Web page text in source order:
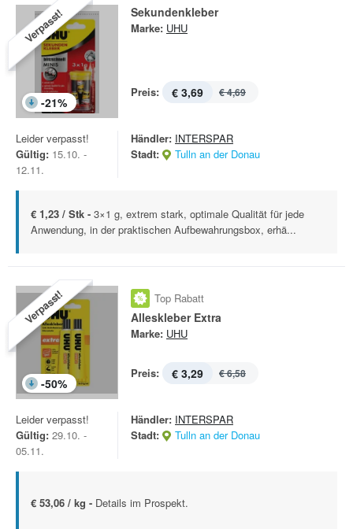
Verpasst!
-21%
Sekundenkleber
Marke: UHU
Preis: € 3,69 € 4,69
Leider verpasst!
Gültig: 15.10. -
12.11.
Händler: INTERSPAR
Stadt:
Tulln an der Donau
€ 1,23 / Stk - 3×1 g, extrem stark, optimale Qualität für jede
Anwendung, in der praktischen Aufbewahrungsbox, erhä...
Verpasst!
-50%
Top Rabatt
Alleskleber Extra
Marke: UHU
Preis: € 3,29 € 6,58
Leider verpasst!
Gültig: 29.10. -
05.11.
Händler: INTERSPAR
Stadt:
Tulln an der Donau
€ 53,06 / kg - Details im Prospekt.